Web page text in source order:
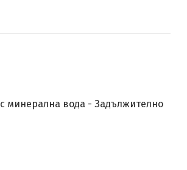
минерална вода - Задължително